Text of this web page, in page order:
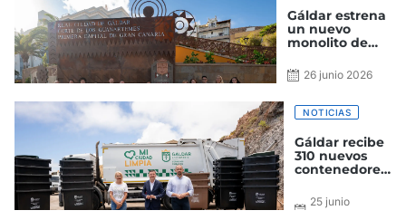
Gáldar estrena
un nuevo
monolito de
inspirado en las
pintaderas,
identidad
aborigen
26 junio 2026
NOTICIAS
Gáldar recibe
310 nuevos
contenedores
instalación en
las próximas
25 junio